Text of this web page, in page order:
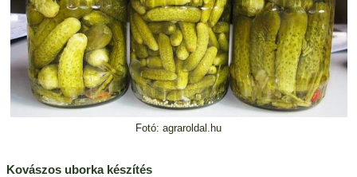
Fotó: agraroldal.hu
Kovászos uborka készítés